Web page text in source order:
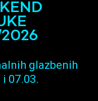
glazbenih
07.03.